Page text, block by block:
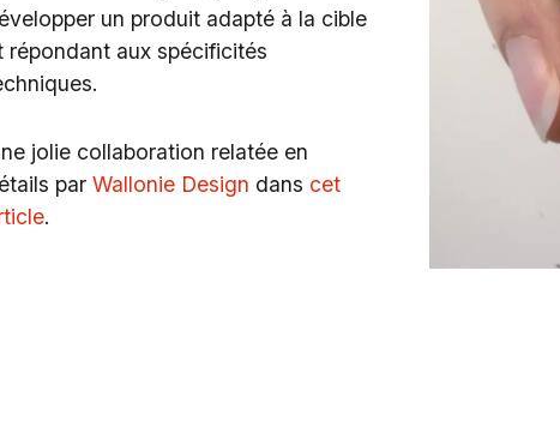
un produit adapté à la cible
répondant aux spécificités
jolie collaboration relatée en
parWallonie Design dans cet
.